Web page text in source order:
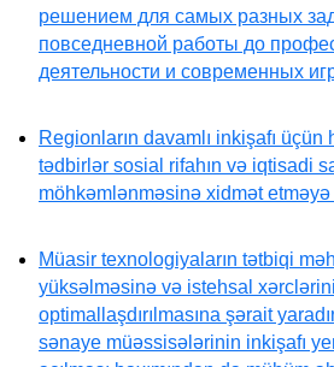
решением для самых разных
повседневной работы до
деятельности и современных
Regionların davamlı inkişafı
tədbirlər sosial rifahın və iqtisadi
möhkəmlənməsinə xidmət
Müasir texnologiyaların tətbiqi
yüksəlməsinə və istehsal
optimallaşdırılmasına şərait
sənaye müəssisələrinin inkişafı